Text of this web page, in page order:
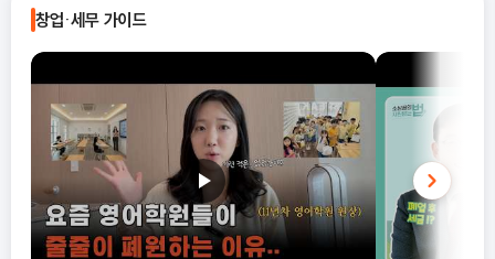
품 동력전달장치 제조업” "30391 자
동차용 신품 조향장치 및 현가장치 제조
업" "30310 자동차 엔진용 신품 부품
제조업" "30399 그 외 자동차용 신품
부품 제조업" 등이 있습니다. 업종코드는
'343003 자동차용 신품 동력전달장치
제조업' '343005 자동차용 신품 조향
장치 및 현가장치 제조업' '343001 자
동차 엔진용 신품 부품 제조업'
'343000 그 외 자동차용 신품 부품 제
조업' '381004 그 외 자동차용 신품
및 기타 자동차용 신품 부품 제조를 주로 다루며, 타이어 제조는 별
도의 분류가 될 수 있습니다.
창업·세무 가이드